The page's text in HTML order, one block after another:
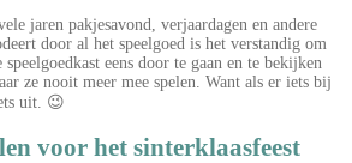
jaren pakjesavond, verjaardagen en andere
door al het speelgoed is het verstandig om
eens door te gaan en te bekijken
ze nooit meer mee spelen. Want als er iets bij
uit. 😉
voor het sinterklaasfeest